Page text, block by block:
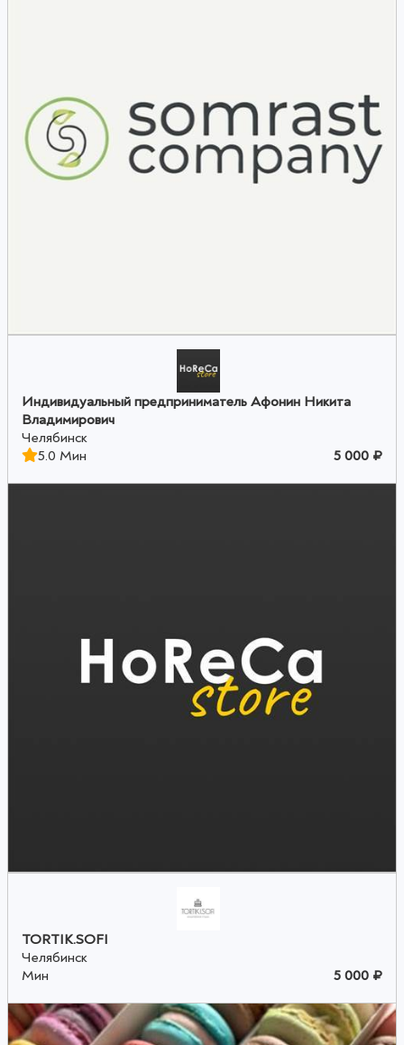
Индивидуальный предприниматель Афонин Никита
Владимирович
Челябинск
5.0 Мин
5 000 ₽
TORTIK.SOFI
Челябинск
Мин
5 000 ₽